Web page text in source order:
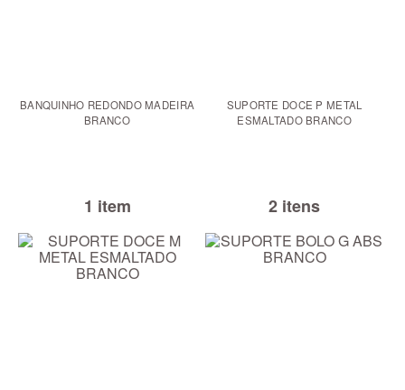
BANQUINHO REDONDO MADEIRA
BRANCO
1 item
SUPORTE DOCE P METAL
ESMALTADO BRANCO
2 itens